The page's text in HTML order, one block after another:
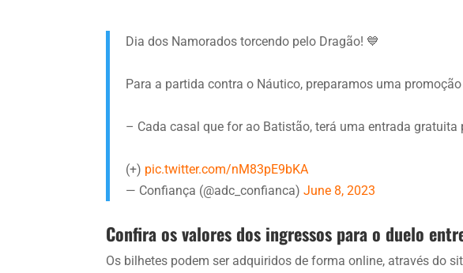
Dia dos Namorados torcendo pelo Dragão! 💙
Para a partida contra o Náutico, preparamos uma
– Cada casal que for ao Batistão, terá uma entrada gratuita
(+) pic.twitter.com/nM83pE9bKA
— Confiança (@adc_confianca)June 8, 2023
Confira os valores dos ingressos para o duelo
Os bilhetes podem ser adquiridos de forma online, através do